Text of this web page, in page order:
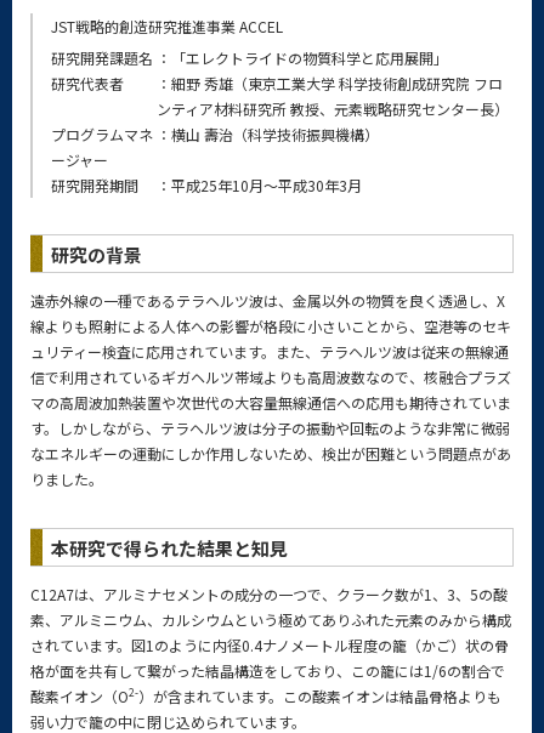
JST戦略的創造研究推進事業 ACCEL
研究開発課題名 ：「エレクトライドの物質科学と応用展開」
研究代表者
：細野 秀雄（東京工業大学 科学技術創成研究院 フロ
ンティア材料研究所 教授、元素戦略研究センター長）
プログラムマネ
ージャー
：横山 壽治（科学技術振興機構）
研究開発期間 ：平成25年10月～平成30年3月
研究の背景
遠赤外線の一種であるテラヘルツ波は、金属以外の物質を良く透過し、X
線よりも照射による人体への影響が格段に小さいことから、空港等のセキ
ュリティー検査に応用されています。また、テラヘルツ波は従来の無線通
信で利用されているギガヘルツ帯域よりも高周波数なので、核融合プラズ
マの高周波加熱装置や次世代の大容量無線通信への応用も期待されていま
す。しかしながら、テラヘルツ波は分子の振動や回転のような非常に微弱
なエネルギーの運動にしか作用しないため、検出が困難という問題点があ
りました。
本研究で得られた結果と知見
C12A7は、アルミナセメントの成分の一つで、クラーク数が1、3、5の酸
素、アルミニウム、カルシウムという極めてありふれた元素のみから構成
されています。図1のように内径0.4ナノメートル程度の籠（かご）状の骨
格が面を共有して繋がった結晶構造をしており、この籠には1/6の割合で
酸素イオン（O2-）が含まれています。この酸素イオンは結晶骨格よりも
弱い力で籠の中に閉じ込められています。